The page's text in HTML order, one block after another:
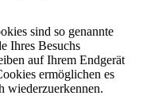
sind so genannte
Ihres Besuchs
auf Ihrem Endgerät
ermöglichen es
wiederzuerkennen.